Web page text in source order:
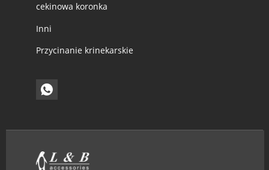
cekinowa koronka
Inni
Przycinanie krinekarskie